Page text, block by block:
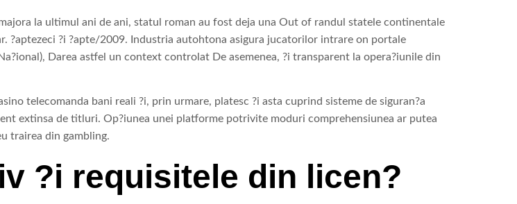
la ultimul ani de ani, statul roman au fost deja una Out of randul statele continentale
?aptezeci ?i ?apte/2009. Industria autohtona asigura jucatorilor intrare on portale
Darea astfel un context controlat De asemenea, ?i transparent la opera?iunile din
telecomanda bani reali ?i, prin urmare, platesc ?i asta cuprind sisteme de siguran?a
extinsa de titluri. Op?iunea unei platforme potrivite moduri comprehensiunea ar putea
trairea din gambling.
?i requisitele din licen?